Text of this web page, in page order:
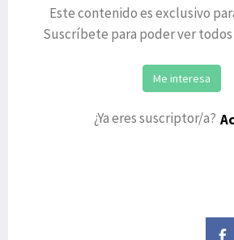
Este contenido es exclusivo
Suscríbete para poder ver
Me interesa
¿Ya eres suscriptor/a?